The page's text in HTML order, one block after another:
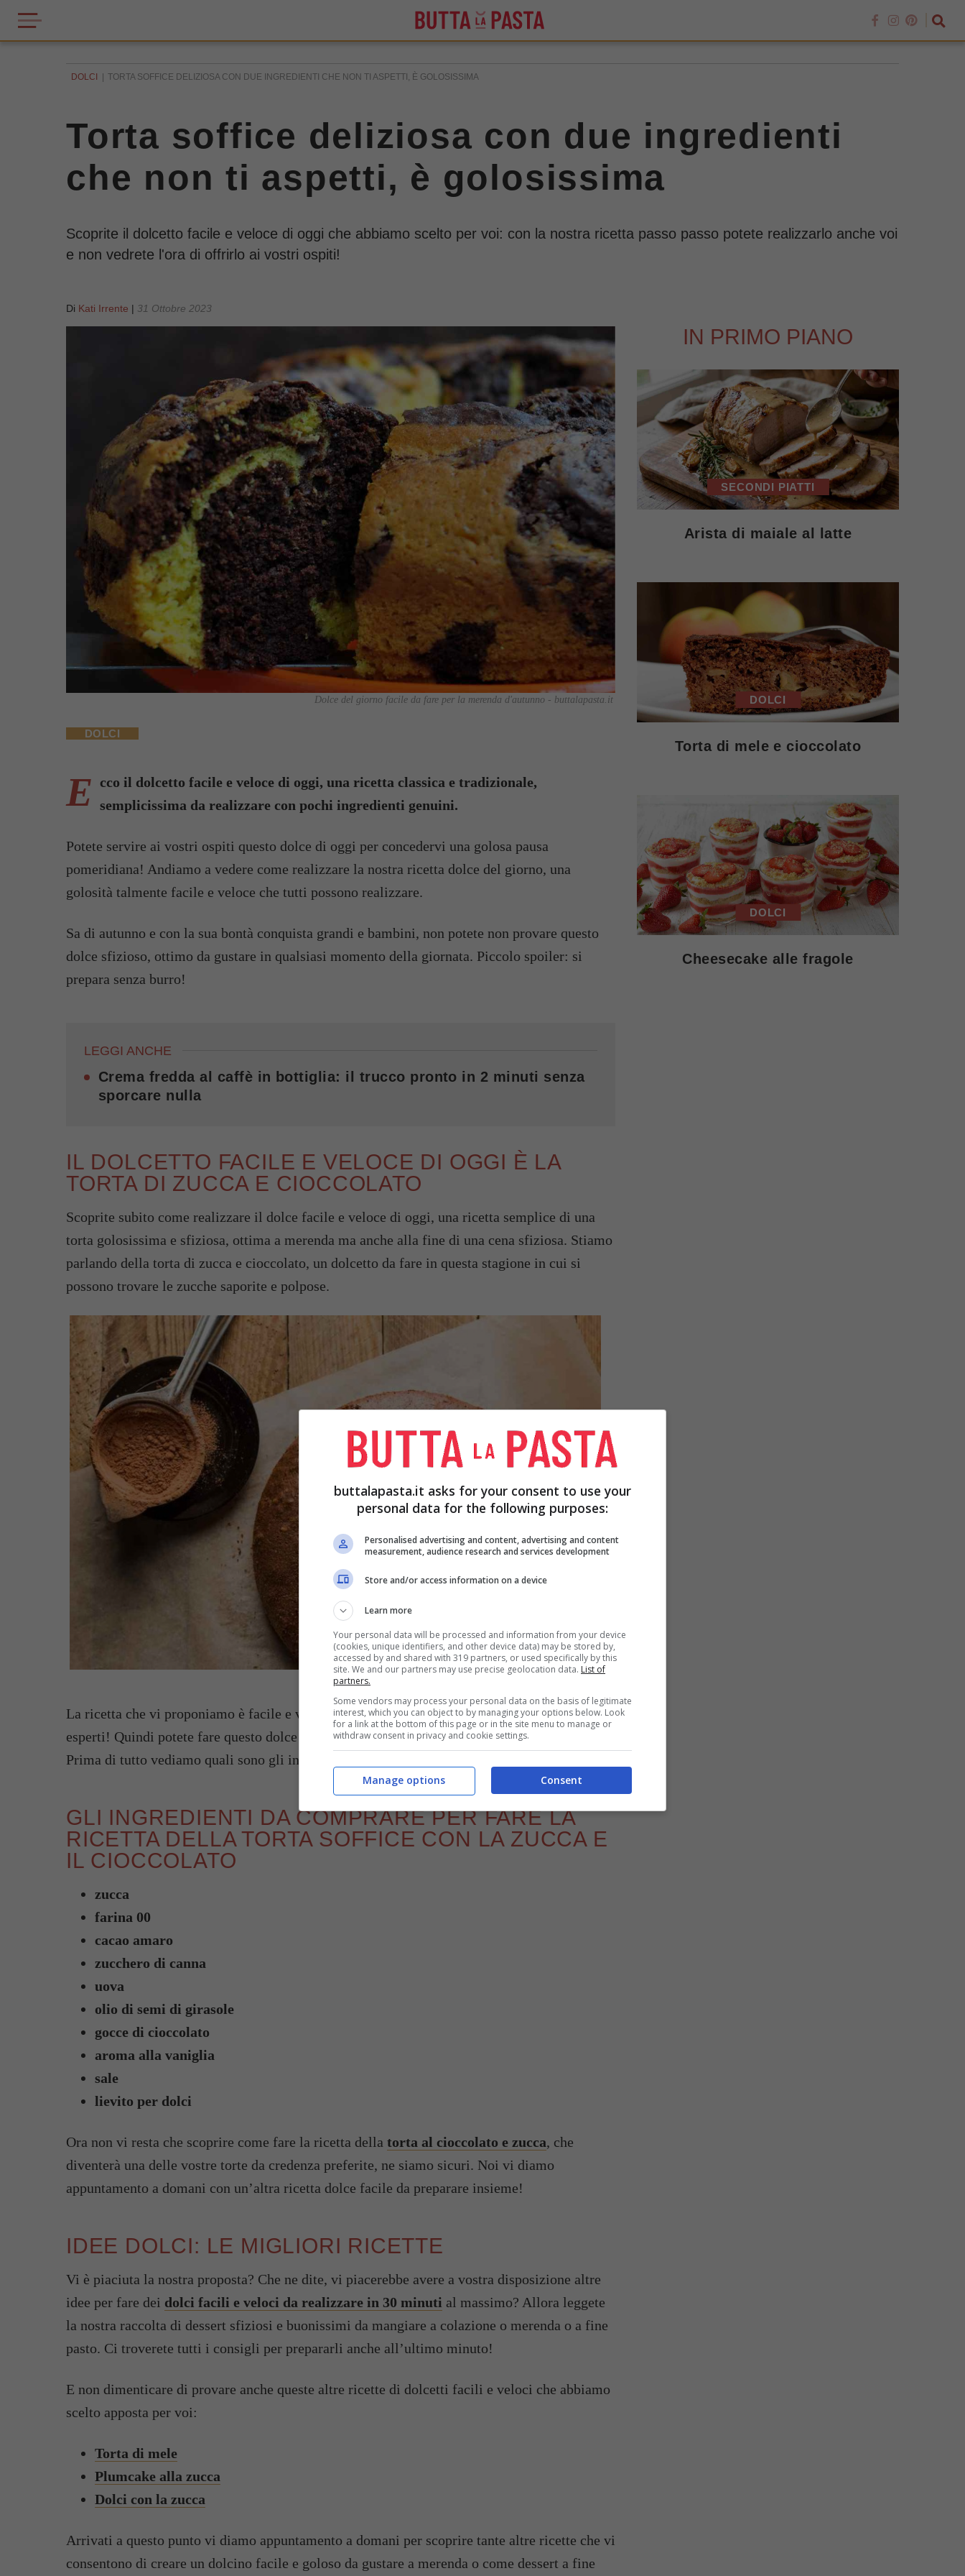
DOLCI TORTA SOFFICE DELIZIOSA CON DUE INGREDIENTI CHE NON TI ASPETTI, È GOLOSISSIMA
Torta soffice deliziosa con due ingredienti
che non ti aspetti, è golosissima
Scoprite il dolcetto facile e veloce di oggi che abbiamo scelto per voi: con la nostra ricetta passo passo potete realizzarlo anche voi
e non vedrete l'ora di offrirlo ai vostri ospiti!
Di Kati Irrente | 31 Ottobre 2023
Dolce del giorno facile da fare per la merenda d'autunno - buttalapasta.it
DOLCI
E cco il dolcetto facile e veloce di oggi, una ricetta classica e tradizionale,
semplicissima da realizzare con pochi ingredienti genuini.
Potete servire ai vostri ospiti questo dolce di oggi per concedervi una golosa pausa
pomeridiana! Andiamo a vedere come realizzare la nostra ricetta dolce del giorno, una
golosità talmente facile e veloce che tutti possono realizzare.
Sa di autunno e con la sua bontà conquista grandi e bambini, non potete non provare questo
dolce sfizioso, ottimo da gustare in qualsiasi momento della giornata. Piccolo spoiler: si
prepara senza burro!
LEGGI ANCHE
Crema fredda al caffè in bottiglia: il trucco pronto in 2 minuti senza
sporcare nulla
IL DOLCETTO FACILE E VELOCE DI OGGI È LA
TORTA DI ZUCCA E CIOCCOLATO
Scoprite subito come realizzare il dolce facile e veloce di oggi, una ricetta semplice di una
torta golosissima e sfiziosa, ottima a merenda ma anche alla fine di una cena sfiziosa. Stiamo
parlando della torta di zucca e cioccolato, un dolcetto da fare in questa stagione in cui si
possono trovare le zucche saporite e polpose.
come preparare la torta di zucca e cioccolato – buttalapasta.it
La ricetta che vi proponiamo è facile e veloce da preparare, adatta anche agli chef meno
esperti! Quindi potete fare questo dolce semplice a regola d’arte, seguendo i nostri consigli.
Prima di tutto vediamo quali sono gli ingredienti da comprare.
GLI INGREDIENTI DA COMPRARE PER FARE LA
RICETTA DELLA TORTA SOFFICE CON LA ZUCCA E
IL CIOCCOLATO
zucca
farina 00
cacao amaro
zucchero di canna
uova
olio di semi di girasole
gocce di cioccolato
aroma alla vaniglia
sale
lievito per dolci
Ora non vi resta che scoprire come fare la ricetta della torta al cioccolato e zucca, che
diventerà una delle vostre torte da credenza preferite, ne siamo sicuri. Noi vi diamo
appuntamento a domani con un’altra ricetta dolce facile da preparare insieme!
IDEE DOLCI: LE MIGLIORI RICETTE
Vi è piaciuta la nostra proposta? Che ne dite, vi piacerebbe avere a vostra disposizione altre
idee per fare dei dolci facili e veloci da realizzare in 30 minuti al massimo? Allora leggete
la nostra raccolta di dessert sfiziosi e buonissimi da mangiare a colazione o merenda o a fine
pasto. Ci troverete tutti i consigli per prepararli anche all’ultimo minuto!
E non dimenticare di provare anche queste altre ricette di dolcetti facili e veloci che abbiamo
scelto apposta per voi:
Torta di mele
Plumcake alla zucca
Dolci con la zucca
Arrivati a questo punto vi diamo appuntamento a domani per scoprire tante altre ricette che vi
consentono di creare un dolcino facile e goloso da gustare a merenda o come dessert a fine
IN PRIMO PIANO
SECONDI PIATTI
Arista di maiale al latte
DOLCI
Torta di mele e cioccolato
DOLCI
Cheesecake alle fragole
buttalapasta.it asks for your consent to use your
personal data for the following purposes:
Personalised advertising and content, advertising and content
measurement, audience research and services development
Store and/or access information on a device
Learn more
Your personal data will be processed and information from your device
(cookies, unique identifiers, and other device data) may be stored by,
accessed by and shared with 319 partners, or used specifically by this
site. We and our partners may use precise geolocation data. List of
partners.
Some vendors may process your personal data on the basis of legitimate
interest, which you can object to by managing your options below. Look
for a link at the bottom of this page or in the site menu to manage or
withdraw consent in privacy and cookie settings.
Consent
Manage options